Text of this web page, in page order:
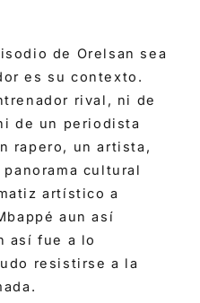
de Orelsan sea
es su contexto.
rival, ni de
de un periodista
rapero, un artista,
cultural
artístico a
aun así
así fue a lo
resistirse a la